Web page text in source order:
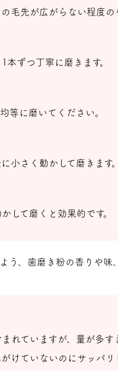
毛先が広がらない程度の
ずつ丁寧に磨きます。
等に磨いてください。
小さく動かして磨きま
して磨くと効果的です。
う、歯磨き粉の香りや味
れていますが、量が多す
けていないのにサッパ